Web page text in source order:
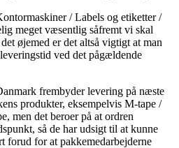
/ Labels og etiketter /
meget væsentlig såfremt vi skal
øjemed er det altså vigtigt at man
ved det pågældende
frembyder levering på næste
produkter, eksempelvis M-tape /
men det beroer på at ordren
så de har udsigt til at kunne
forud for at pakkemedarbejderne